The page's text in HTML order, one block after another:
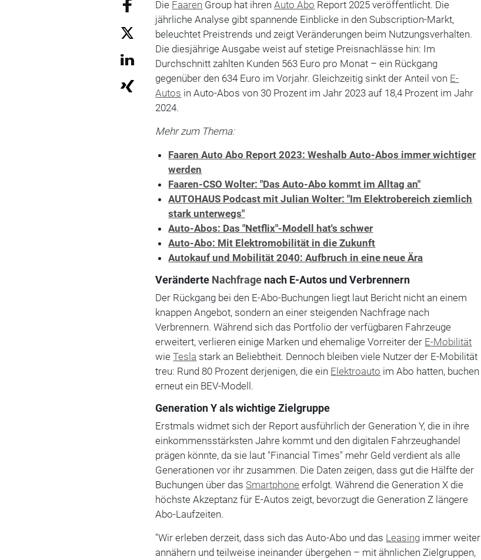
Die Faaren Group hat ihrenAuto Abo Report 2025 veröffentlicht. Die
jährliche Analyse gibt spannende Einblicke in den Subscription-Markt,
beleuchtet Preistrends und zeigt Veränderungen beim Nutzungsverhalten.
Die diesjährige Ausgabe weist auf stetige Preisnachlässe hin: Im
Durchschnitt zahlten Kunden 563 Euro pro Monat – ein Rückgang
gegenüber den 634 Euro im Vorjahr. Gleichzeitig sinkt der Anteil von E-
Autos in Auto-Abos von 30 Prozent im Jahr 2023 auf 18,4 Prozent im Jahr
2024.
Mehr zum Thema:
Faaren Auto Abo Report 2023: Weshalb Auto-Abos immer wichtiger
werden
Faaren-CSO Wolter: "Das Auto-Abo kommt im Alltag an"
AUTOHAUS Podcast mit Julian Wolter: "Im Elektrobereich ziemlich
stark unterwegs"
Auto-Abos: Das "Netflix"-Modell hat's schwer
Auto-Abo: Mit Elektromobilität in die Zukunft
Autokauf und Mobilität 2040: Aufbruch in eine neue Ära
Veränderte Nachfrage nach E-Autos und Verbrennern
Der Rückgang bei den E-Abo-Buchungen liegt laut Bericht nicht an einem
knappen Angebot, sondern an einer steigenden Nachfrage nach
Verbrennern. Während sich das Portfolio der verfügbaren Fahrzeuge
erweitert, verlieren einige Marken und ehemalige Vorreiter der E-Mobilität
wieTesla stark an Beliebtheit. Dennoch bleiben viele Nutzer der E-Mobilität
treu: Rund 80 Prozent derjenigen, die ein Elektroauto im Abo hatten, buchen
erneut ein BEV-Modell.
Generation Y als wichtige Zielgruppe
Erstmals widmet sich der Report ausführlich der Generation Y, die in ihre
einkommensstärksten Jahre kommt und den digitalen Fahrzeughandel
prägen könnte, da sie laut "Financial Times" mehr Geld verdient als alle
Generationen vor ihr zusammen. Die Daten zeigen, dass gut die Hälfte der
Buchungen über das Smartphone erfolgt. Während die Generation X die
höchste Akzeptanz für E-Autos zeigt, bevorzugt die Generation Z längere
Abo-Laufzeiten.
"Wir erleben derzeit, dass sich das Auto-Abo und das Leasing immer weiter
annähern und teilweise ineinander übergehen – mit ähnlichen Zielgruppen,